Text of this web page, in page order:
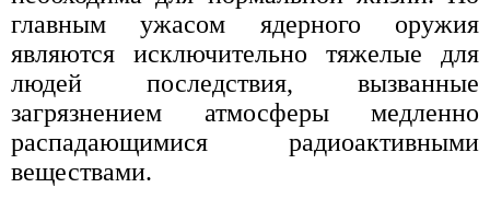
главным ужасом ядерного оружия
являются исключительно тяжелые для
людей последствия, вызванные
загрязнением атмосферы медленно
распадающимися радиоактивными
веществами.